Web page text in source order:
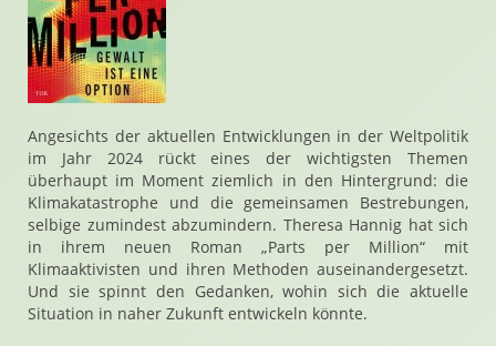
Angesichts der aktuellen Entwicklungen in der Weltpolitik
im Jahr 2024 rückt eines der wichtigsten Themen
überhaupt im Moment ziemlich in den Hintergrund: die
Klimakatastrophe und die gemeinsamen Bestrebungen,
selbige zumindest abzumindern. Theresa Hannig hat sich
in ihrem neuen Roman „Parts per Million“ mit
Klimaaktivisten und ihren Methoden auseinandergesetzt.
Und sie spinnt den Gedanken, wohin sich die aktuelle
Situation in naher Zukunft entwickeln könnte.